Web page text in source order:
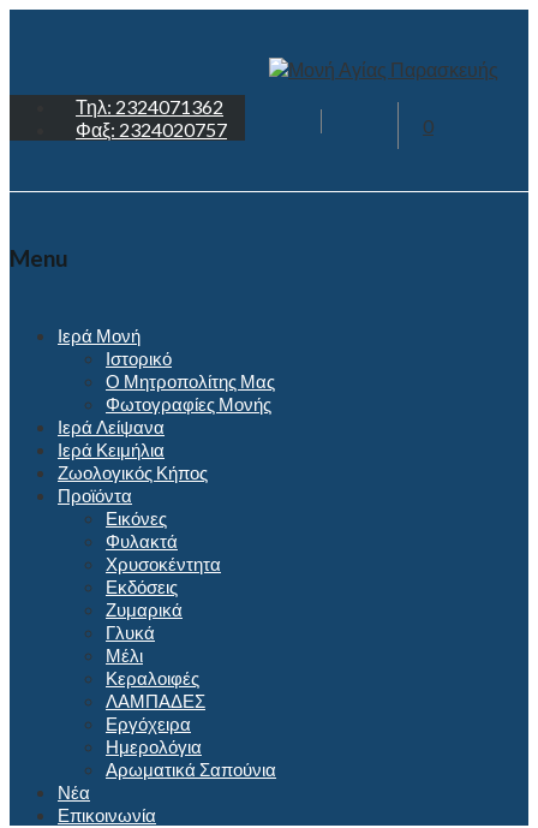
Τηλ: 2324071362
Φαξ: 2324020757
0
Menu
Ιερά Μονή
Ιστορικό
Ο Μητροπολίτης Μας
Φωτογραφίες Μονής
Ιερά Λείψανα
Ιερά Κειμήλια
Ζωολογικός Κήπος
Προϊόντα
Εικόνες
Φυλακτά
Χρυσοκέντητα
Εκδόσεις
Ζυμαρικά
Γλυκά
Μέλι
Κεραλοιφές
ΛΑΜΠΑΔΕΣ
Εργόχειρα
Ημερολόγια
Αρωματικά Σαπούνια
Νέα
Επικοινωνία